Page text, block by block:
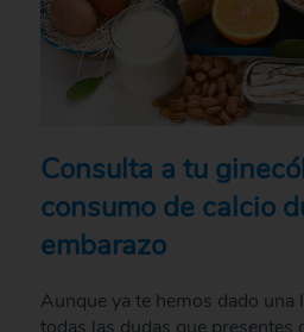
Consulta a tu
consumo de calcio
embarazo
Aunque ya te hemos dado una